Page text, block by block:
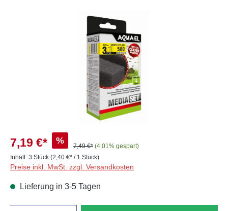
Bildergalerie überspringen
7,19 €* %
7,49 €* (4.01% gespart)
Inhalt: 3 Stück (2,40 €* / 1 Stück)
Preise inkl. MwSt. zzgl. Versandkosten
Lieferung in 3-5 Tagen